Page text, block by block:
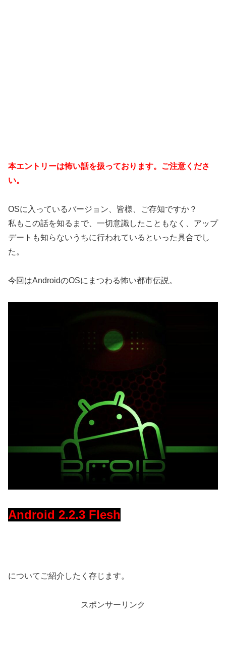
本エントリーは怖い話を扱っております。ご注意くださ
い。
OSに入っているバージョン、皆様、ご存知ですか？
私もこの話を知るまで、一切意識したこともなく、アップ
デートも知らないうちに行われているといった具合でし
た。
今回はAndroidのOSにまつわる怖い都市伝説。
Android 2.2.3 Flesh
についてご紹介したく存じます。
スポンサーリンク